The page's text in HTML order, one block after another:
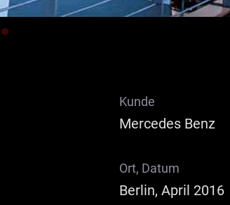
Kunde
Mercedes Benz
Ort, Datum
Berlin, April 2016